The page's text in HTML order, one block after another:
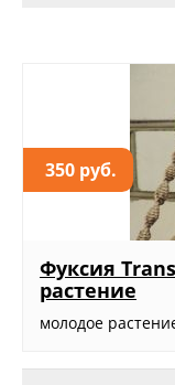
350 руб.
Фуксия
растение
молодое